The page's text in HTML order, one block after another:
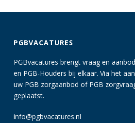
PGBVACATURES
PGBvacatures brengt vraag en
en PGB-Houders bij elkaar. Via het
uw PGB zorgaanbod of PGB
geplaatst.
info@pgbvacatures.nl